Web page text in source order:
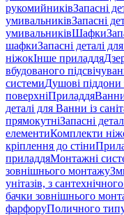
рукомийниківЗапасні
умивальниківЗапасні
умивальниківШафки
шафкиЗапасні деталі
ніжокІнше приладдя
вбудованого
системиДушові піддони
поверхніПриладдя
деталі для Ванни із
прямокутніЗапасні
елементиКомплекти
кріплення до стіни
приладдяМонтажні
зовнішнього монтажу
унітазів, з
бачки зовнішнього
фарфоруПоличного